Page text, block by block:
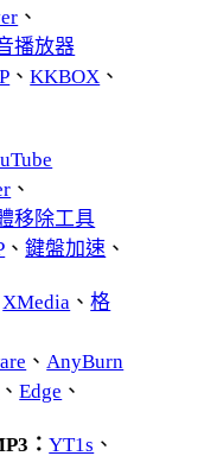
、
播放器
、KKBOX 、
、
移除工具
、鍵盤加速 、
XMedia 、格
、 AnyBurn
、Edge 、
：YT1s 、